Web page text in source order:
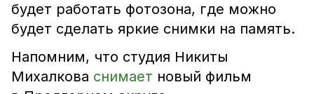
будет работать фотозона, где можно
будет сделать яркие снимки на память.
Напомним, что студия Никиты
Михалкова снимает новый фильм